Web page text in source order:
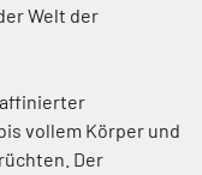
Welt der
vollem Körper und
Der